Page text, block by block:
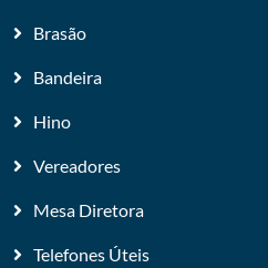
Brasão
Bandeira
Hino
Vereadores
Mesa Diretora
Telefones Úteis